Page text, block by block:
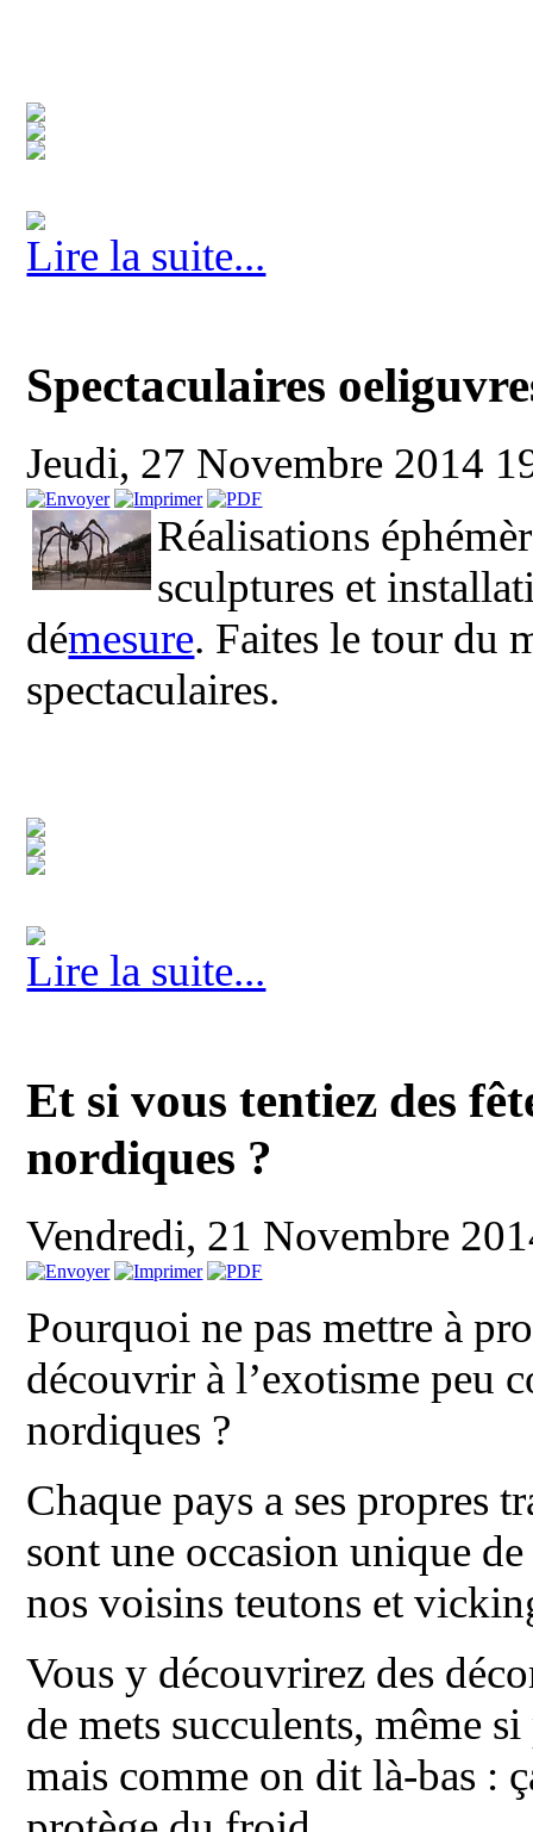
Lire la suite...
Spectaculaires
Jeudi, 27 Novembre 2014
Réalisations
sculptures et
démesure. Faites le tour du
spectaculaires.
Lire la suite...
Et si vous tentiez des
nordiques ?
Vendredi, 21 Novembre
Pourquoi ne pas mettre à
découvrir à l’exotisme peu
nordiques ?
Chaque pays a ses propres
sont une occasion unique
nos voisins teutons et
Vous y découvrirez des
de mets succulents, même
mais comme on dit là-bas :